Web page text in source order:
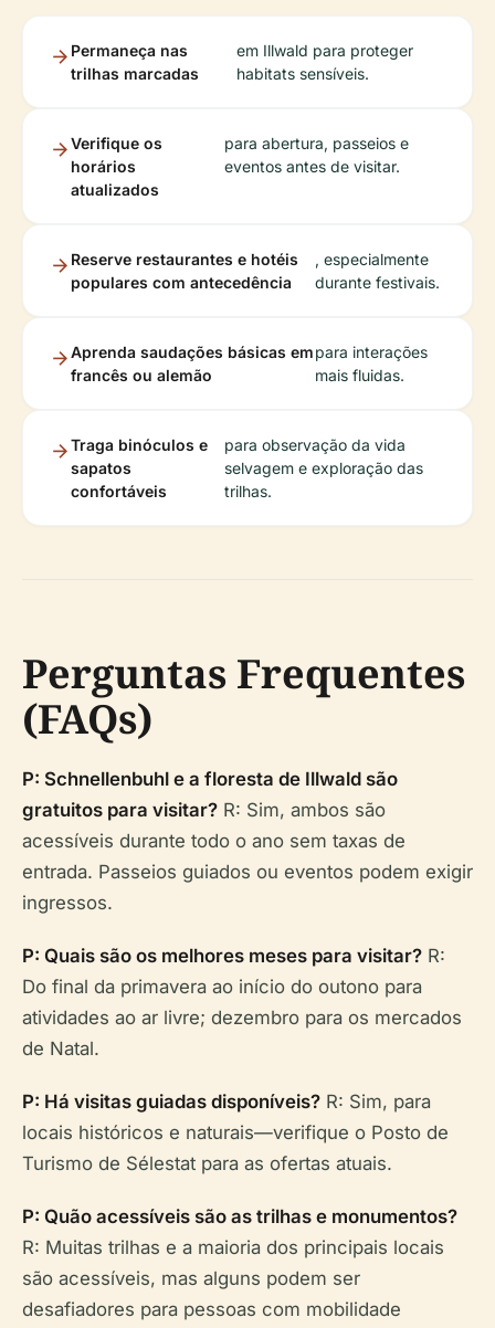
Permaneça nas
trilhas marcadas
em Illwald para proteger
habitats sensíveis.
Verifique os
horários
atualizados
para abertura, passeios e
eventos antes de visitar.
Reserve restaurantes e hotéis
populares com antecedência
, especialmente
durante festivais.
Aprenda saudações básicas em
francês ou alemão
para interações
mais fluidas.
Traga binóculos e
sapatos
confortáveis
para observação da vida
selvagem e exploração das
trilhas.
Perguntas Frequentes
(FAQs)
P: Schnellenbuhl e a floresta de Illwald são
gratuitos para visitar? R: Sim, ambos são
acessíveis durante todo o ano sem taxas de
entrada. Passeios guiados ou eventos podem exigir
ingressos.
P: Quais são os melhores meses para visitar? R:
Do final da primavera ao início do outono para
atividades ao ar livre; dezembro para os mercados
de Natal.
P: Há visitas guiadas disponíveis? R: Sim, para
locais históricos e naturais—verifique o Posto de
Turismo de Sélestat para as ofertas atuais.
P: Quão acessíveis são as trilhas e monumentos?
R: Muitas trilhas e a maioria dos principais locais
são acessíveis, mas alguns podem ser
desafiadores para pessoas com mobilidade